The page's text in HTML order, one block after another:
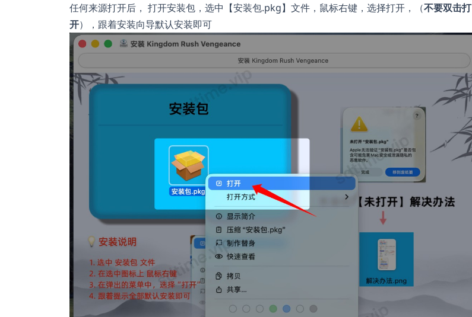
任何来源打开后， 打开安装包，选中【安装包.pkg】文件，鼠标右键，选择打开，（不要双击打
开），跟着安装向导默认安装即可